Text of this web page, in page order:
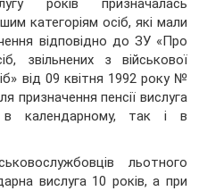
років призначалась
категоріям осіб, які мали
відповідно до ЗУ «Про
звільнених з військової
від 09 квітня 1992 року №
призначення пенсії вислуга
в календарному, так і в
льотного
вислуга 10 років, а при